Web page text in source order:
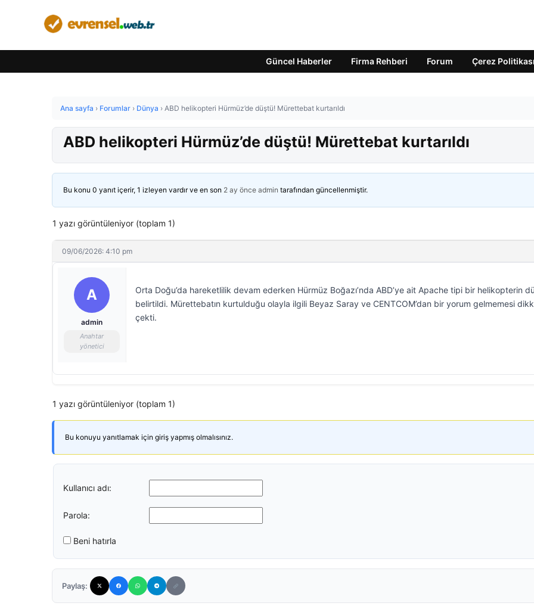
Güncel Haberler Firma Rehberi Forum Çerez Politikası
Ana sayfa › Forumlar › Dünya › ABD helikopteri Hürmüz’de düştü! Mürettebat kurtarıldı
ABD helikopteri Hürmüz’de düştü! Mürettebat kurtarıldı
Bu konu 0 yanıt içerir, 1 izleyen vardır ve en son 2 ay önce admin tarafından güncellenmiştir.
1 yazı görüntüleniyor (toplam 1)
09/06/2026: 4:10 pm
A
admin
Anahtar
yönetici
Orta Doğu’da hareketlilik devam ederken Hürmüz Boğazı’nda ABD’ye ait Apache tipi bir helikopterin
belirtildi. Mürettebatın kurtulduğu olayla ilgili Beyaz Saray ve CENTCOM’dan bir yorum gelmemesi
çekti.
1 yazı görüntüleniyor (toplam 1)
Bu konuyu yanıtlamak için giriş yapmış olmalısınız.
Kullanıcı adı:
Parola:
Beni hatırla
Paylaş: